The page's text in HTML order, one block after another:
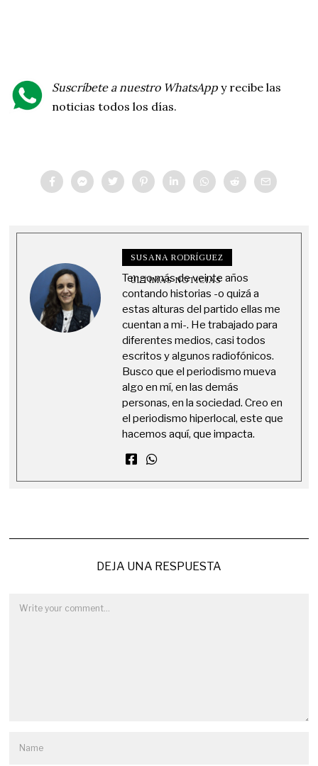
Suscríbete a nuestro WhatsApp y recibe las
noticias todos los días.
SUSANA RODRÍGUEZ
ÚLTIMAS NOTICIAS
Tengo más de veinte años
contando historias -o quizá a
estas alturas del partido ellas me
cuentan a mi-. He trabajado para
diferentes medios, casi todos
escritos y algunos radiofónicos.
Busco que el periodismo mueva
algo en mí, en las demás
personas, en la sociedad. Creo en
el periodismo hiperlocal, este que
hacemos aquí, que impacta.
DEJA UNA RESPUESTA